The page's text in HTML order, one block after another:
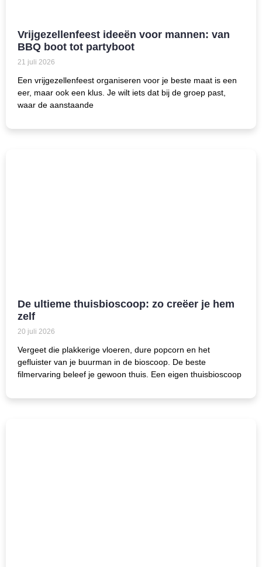
Vrijgezellenfeest ideeën voor mannen: van
BBQ boot tot partyboot
21 juli 2026
Een vrijgezellenfeest organiseren voor je beste maat is een
eer, maar ook een klus. Je wilt iets dat bij de groep past,
waar de aanstaande
De ultieme thuisbioscoop: zo creëer je hem
zelf
20 juli 2026
Vergeet die plakkerige vloeren, dure popcorn en het
gefluister van je buurman in de bioscoop. De beste
filmervaring beleef je gewoon thuis. Een eigen thuisbioscoop